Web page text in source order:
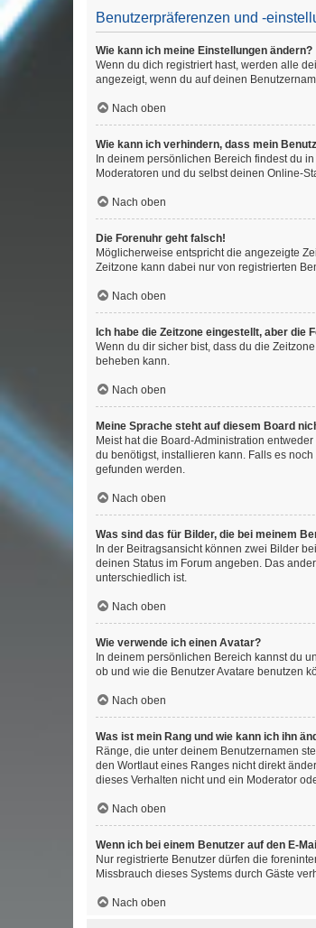
Benutzerpräferenzen und -
Wie kann ich meine Einstellungen ändern?
Wenn du dich registriert hast, werden alle
angezeigt, wenn du auf deinen
Nach oben
Wie kann ich verhindern, dass mein
In deinem persönlichen Bereich findest du
Moderatoren und du selbst deinen Online-
Nach oben
Die Forenuhr geht falsch!
Möglicherweise entspricht die angezeigte
Zeitzone kann dabei nur von registrierten
Nach oben
Ich habe die Zeitzone eingestellt, aber die
Wenn du dir sicher bist, dass du die
beheben kann.
Nach oben
Meine Sprache steht auf diesem Board
Meist hat die Board-Administration
du benötigst, installieren kann. Falls es
gefunden werden.
Nach oben
Was sind das für Bilder, die bei meinem
In der Beitragsansicht können zwei Bilder
deinen Status im Forum angeben. Das
unterschiedlich ist.
Nach oben
Wie verwende ich einen Avatar?
In deinem persönlichen Bereich kannst du
ob und wie die Benutzer Avatare benutzen
Nach oben
Was ist mein Rang und wie kann ich ihn
Ränge, die unter deinem Benutzernamen
den Wortlaut eines Ranges nicht direkt
dieses Verhalten nicht und ein Moderator
Nach oben
Wenn ich bei einem Benutzer auf den E-
Nur registrierte Benutzer dürfen die
Missbrauch dieses Systems durch Gäste
Nach oben